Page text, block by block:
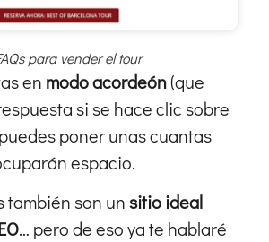
para vender el tour
en modo acordeón(que
si se hace clic sobre
poner unas cuantas
espacio.
también son unsitio ideal
… pero de eso ya te hablaré